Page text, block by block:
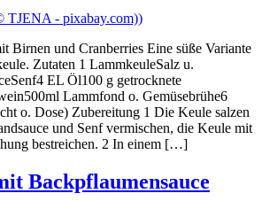
Birnen und Cranberries Eine süße Variante
Zutaten 1 LammkeuleSalz u.
EL Öl100 g getrocknete
Lammfond o. Gemüsebrühe6
o. Dose) Zubereitung 1 Die Keule salzen
und Senf vermischen, die Keule mit
bestreichen. 2 In einem […]
Backpflaumensauce